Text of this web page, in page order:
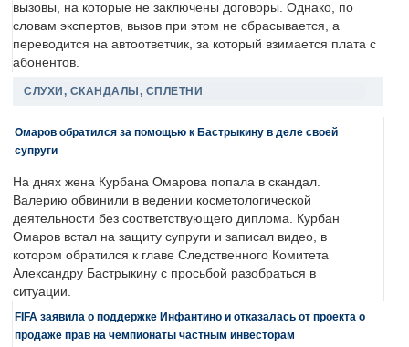
вызовы, на которые не заключены договоры. Однако, по
словам экспертов, вызов при этом не сбрасывается, а
переводится на автоответчик, за который взимается плата с
абонентов.
СЛУХИ, СКАНДАЛЫ, СПЛЕТНИ
Омаров обратился за помощью к Бастрыкину в деле своей
супруги
На днях жена Курбана Омарова попала в скандал.
Валерию обвинили в ведении косметологической
деятельности без соответствующего диплома. Курбан
Омаров встал на защиту супруги и записал видео, в
котором обратился к главе Следственного Комитета
Александру Бастрыкину с просьбой разобраться в
ситуации.
FIFA заявила о поддержке Инфантино и отказалась от проекта о
продаже прав на чемпионаты частным инвесторам